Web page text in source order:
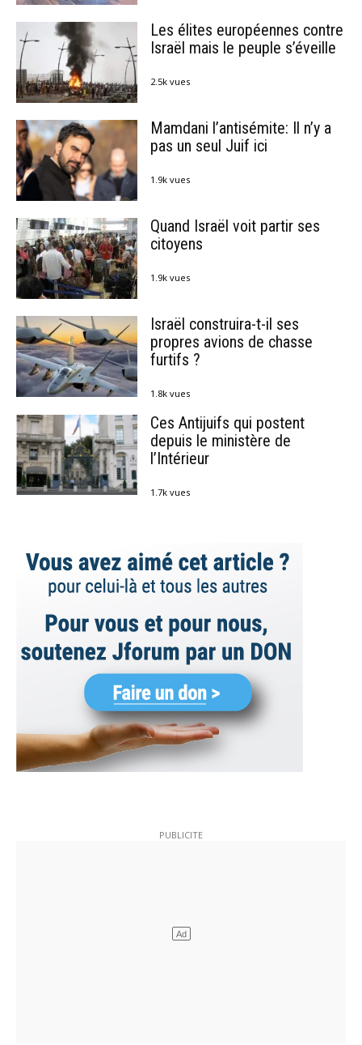
Les élites européennes contre
Israël mais le peuple s’éveille
2.5k vues
Mamdani l’antisémite: Il n’y a
pas un seul Juif ici
1.9k vues
Quand Israël voit partir ses
citoyens
1.9k vues
Israël construira-t-il ses
propres avions de chasse
furtifs ?
1.8k vues
Ces Antijuifs qui postent
depuis le ministère de
l’Intérieur
1.7k vues